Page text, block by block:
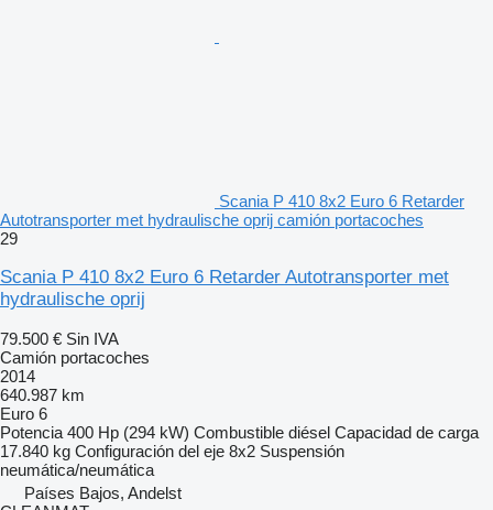
Scania P 410 8x2 Euro 6 Retarder
Autotransporter met hydraulische oprij camión portacoches
29
Scania P 410 8x2 Euro 6 Retarder Autotransporter met
hydraulische oprij
79.500 € Sin IVA
Camión portacoches
2014
640.987 km
Euro 6
Potencia 400 Hp (294 kW) Combustible diésel Capacidad de carga
17.840 kg Configuración del eje 8x2 Suspensión
neumática/neumática
Países Bajos, Andelst